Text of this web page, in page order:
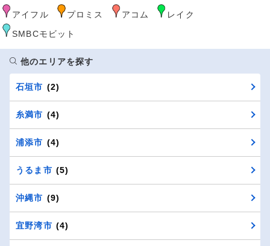
アイフル プロミス アコム
レイク
SMBCモビット
他のエリアを探す
石垣市 (2)
糸満市 (4)
浦添市 (4)
うるま市 (5)
沖縄市 (9)
宜野湾市 (4)